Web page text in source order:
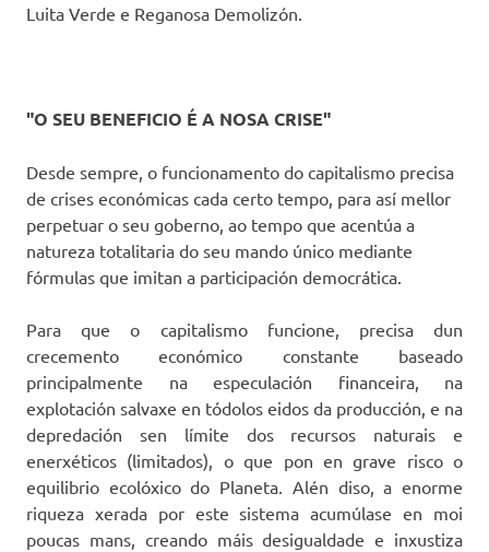
Luita Verde e Reganosa Demolizón.
"O SEU BENEFICIO É A NOSA CRISE"
Desde sempre, o funcionamento do capitalismo precisa
de crises económicas cada certo tempo, para así mellor
perpetuar o seu goberno, ao tempo que acentúa a
natureza totalitaria do seu mando único mediante
fórmulas que imitan a participación democrática.
Para que o capitalismo funcione, precisa dun
crecemento económico constante baseado
principalmente na especulación financeira, na
explotación salvaxe en tódolos eidos da producción, e na
depredación sen límite dos recursos naturais e
enerxéticos (limitados), o que pon en grave risco o
equilibrio ecolóxico do Planeta. Alén diso, a enorme
riqueza xerada por este sistema acumúlase en moi
poucas mans, creando máis desigualdade e inxustiza